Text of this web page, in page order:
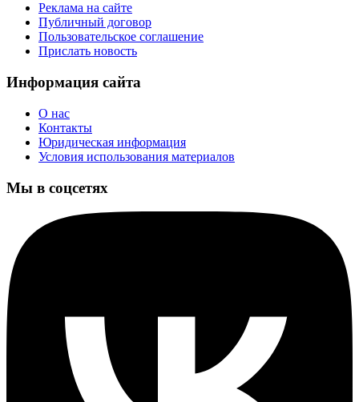
Реклама на сайте
Публичный договор
Пользовательское соглашение
Прислать новость
Информация сайта
О нас
Контакты
Юридическая информация
Условия использования материалов
Мы в соцсетях